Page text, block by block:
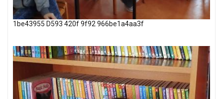
1be43955 D593 420f 9f92 966be1a4aa3f